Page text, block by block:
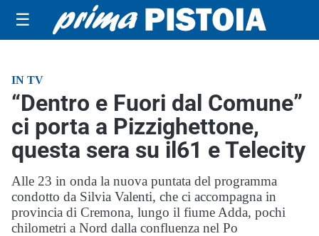
☰
IN TV
“Dentro e Fuori dal Comune”
ci porta a Pizzighettone,
questa sera su il61 e Telecity
Alle 23 in onda la nuova puntata del programma
condotto da Silvia Valenti, che ci accompagna in
provincia di Cremona, lungo il fiume Adda, pochi
chilometri a Nord dalla confluenza nel Po